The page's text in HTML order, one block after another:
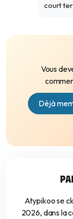
court
Vous
Déjà
Atypikoo se
2026, dans la